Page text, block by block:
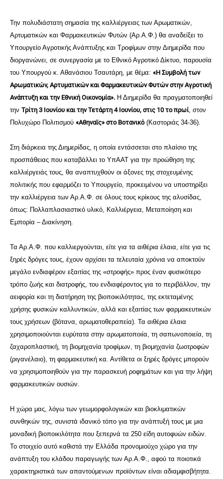
Την πολυδιάστατη σημασία της καλλιέργειας των Αρωματικών,
Αρτυματικών και Φαρμακευτικών Φυτών (Αρ.Α.Φ.) θα αναδείξει το
Υπουργείο Αγροτικής Ανάπτυξης και Τροφίμων στην Διημερίδα που
διοργανώνει, σε συνεργασία με το Εθνικό Αγροτικό Δίκτυο, παρουσία
του Υπουργού κ. Αθανάσιου Τσαυτάρη, με θέμα: «Η Συμβολή των
Αρωματικών, Αρτυματικών και Φαρμακευτικών Φυτών στην Αγροτική
Ανάπτυξη και την Εθνική Οικονομία». Η Διημερίδα θα πραγματοποιηθεί
την Τρίτη 3 Ιουνίου και την Τετάρτη 4 Ιουνίου, στις 10 το πρωί, στον
Πολυχώρο Πολιτισμού «Αθηναϊς» στο Βοτανικό(Καστοριάς 34-36).
Στη διάρκεια της Διημερίδας, η οποία εντάσσεται στο πλαίσιο της
προσπάθειας που καταβάλλει το ΥπΑΑΤ για την προώθηση της
καλλιέργειάς τους, θα αναπτυχθούν οι άξονες της στοχευμένης
πολιτικής που εφαρμόζει το Υπουργείο, προκειμένου να υποστηρίξει
την καλλιέργεια των Αρ.Α.Φ. σε όλους τους κρίκους της αλυσίδας,
όπως: Πολλαπλασιαστικό υλικό, Καλλιέργεια, Μεταποίηση και
Εμπορία – Διακίνηση.
Τα Αρ.Α.Φ. που καλλιεργούνται, είτε για τα αιθέρια έλαια, είτε για τις
ξηρές δρόγες τους, έχουν αρχίσει τα τελευταία χρόνια να αποκτούν
μεγάλο ενδιαφέρον εξαιτίας της «στροφής» προς έναν φυσικότερο
τρόπο ζωής και διατροφής, του ενδιαφέροντος για το περιβάλλον, την
αειφορία και τη διατήρηση της βιοποικιλότητας, της εκτεταμένης
χρήσης φυσικών καλλυντικών, αλλά και εξαιτίας των φαρμακευτικών
τους χρήσεων (βότανα, αρωματοθεραπεία). Τα αιθέρια έλαια
χρησιμοποιούνται ευρύτατα στην αρωματοποιία, τη σαπωνοποιεία, τη
ζαχαροπλαστική, τη βιομηχανία τροφίμων, τη βιομηχανία ζωοτροφών
(ριγανέλαιο), τη φαρμακευτική κα. Αντίθετα οι ξηρές δρόγες μπορούν
να χρησιμοποιηθούν για την παρασκευή ροφημάτων και για την λήψη
φαρμακευτικών ουσιών.
Η χώρα μας, λόγω των γεωμορφολογικών και βιοκλιματικών
συνθηκών της, συνιστά ιδανικό τόπο για την ανάπτυξή τους με μια
μοναδική βιοποικιλότητα που ξεπερνά τα 250 είδη αυτοφυών ειδών.
Το στοιχείο αυτό καθιστά την Ελλάδα προνομιούχο χώρο για την
ανάπτυξη του κλάδου παραγωγής των Αρ.Α.Φ., αφού τα ποιοτικά
χαρακτηριστικά των απαντούμενων προϊόντων είναι αδιαμφισβήτητα.